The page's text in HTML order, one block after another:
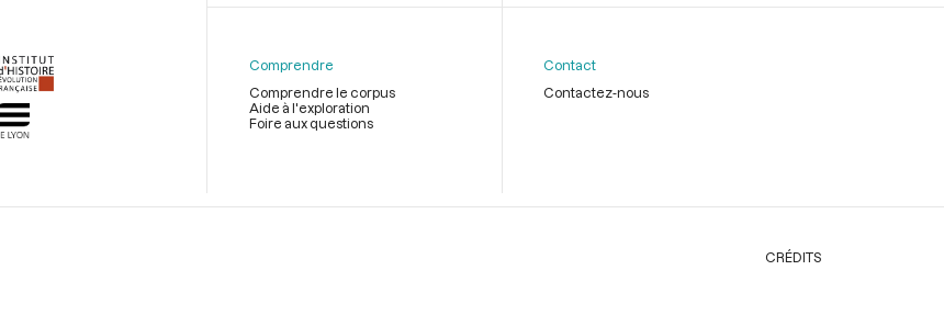
page
Comprendre
Comprendre le corpus
Aide à l'exploration
Foire aux questions
Contact
Contactez-nous
CRÉDITS